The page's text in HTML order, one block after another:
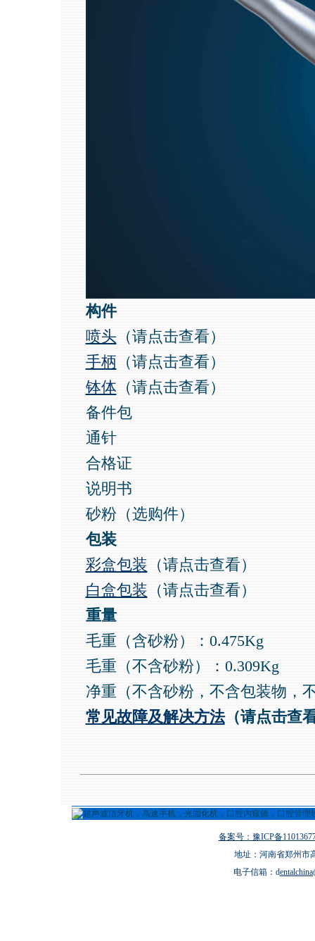
构件
喷头（请点击查看）
手柄 （请点击查看）
钵体 （请点击查看）
备件包
通针
合格证
说明书
砂粉（选购件）
包装
彩盒包装 （请点击查看）
白盒包装 （请点击查看）
重量
毛重（含砂粉）：0.475Kg
毛重（不含砂粉）：0.309Kg
净重（不含砂粉，不含包装物，
常见故障及解决方法（请点击查
备案号：豫ICP备
地址：河南省郑州市
电子信箱：d